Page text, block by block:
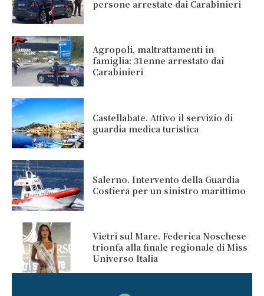
persone arrestate dai Carabinieri
Agropoli, maltrattamenti in
famiglia: 31enne arrestato dai
Carabinieri
Castellabate. Attivo il servizio di
guardia medica turistica
Salerno. Intervento della Guardia
Costiera per un sinistro marittimo
Vietri sul Mare. Federica Noschese
trionfa alla finale regionale di Miss
Universo Italia